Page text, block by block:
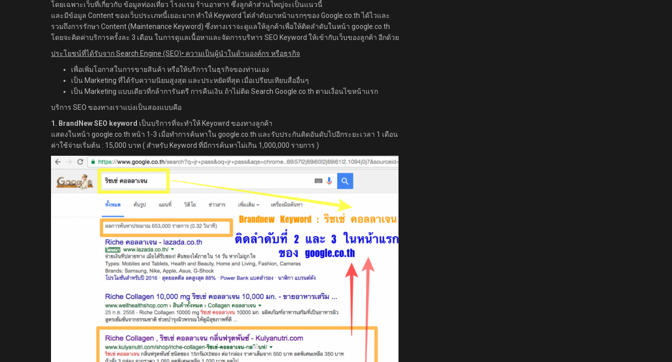
โดยเฉพาะเว็บที่เกี่ยวกับ ข้อมูลท่องเที่ยว โรงแรม ร้านอาหาร ซึ่งลูกค้าส่วนใหญ่จะเป็นแนวนี้
และมีข้อมูล Content ของเว็บประเภทนี้เยอะมาก ทำให้ Keyword ไต่ลำดับมาหน้าแรกๆของ Google.co.th ได้ไวและ
รวมถึงการรักษา Content (Maintenance Keyword) ซึ่งทางเราจะดูแลให้ลูกค้าเพื่อให้ติดลำดับในหน้า google.co.th
โดยจะคิดค่าบริการครั้งละ 3 เดือน ในการดูแลเนื้อหาและจัดการบริหาร SEO Keyword ให้เข้ากับเว็บของลูกค้า อีกด้วย
ประโยชน์ที่ได้รับจาก Search Engine (SEO)• ความเป็นผู้นำในด้านองค์กร หรือธุรกิจ
เพื่อเพิ่มโอกาสในการขายสินค้า หรือให้บริการในธุรกิจของท่านเอง
เป็น Marketing ที่ได้รับความนิยมสูงสุด และประหยัดที่สุด เมื่อเปรียบเทียบสื่ออื่นๆ
เป็น Marketing แบบเดียวที่กล้าการันตรี การคืนเงิน ถ้าไม่ติด Search Google.co.th ตามเงื่อนไขหน้าแรก
บริการ SEO ของทางเราแบ่งเป็นสองแบบคือ
1. BrandNew SEO keyword เป็นบริการที่จะทำให้ Keyowrd ของทางลูกค้า
แสดงในหน้า google.co.th หน้า 1-3 เมื่อทำการค้นหาใน google.co.th และรับประกันติดอันดับไปอีกระยะเวลา 1 เดือน
ค่าใช้จ่ายเริ่มต้น : 15,000 บาท ( สำหรับ Keyword ที่มีการค้นหาไม่เกิน 1,000,000 รายการ )